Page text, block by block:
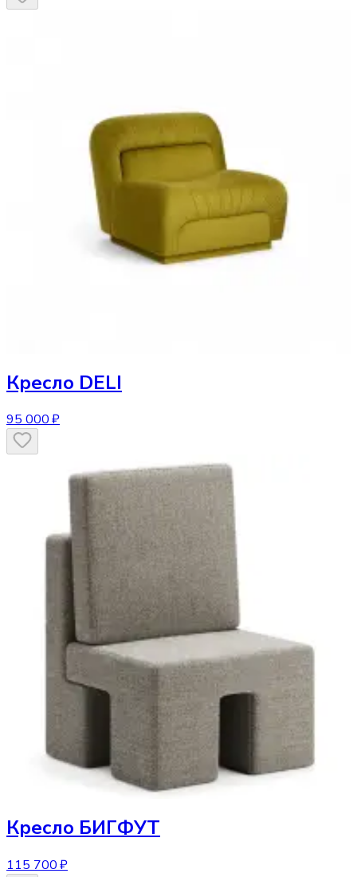
Кресло DELI
95 000 ₽
Кресло БИГФУТ
115 700 ₽